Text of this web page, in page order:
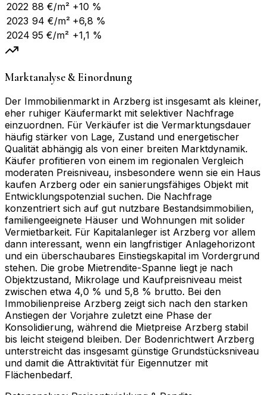
2022 88 €/m² +10 %
2023 94 €/m² +6,8 %
2024 95 €/m² +1,1 %
Marktanalyse & Einordnung
Der Immobilienmarkt in Arzberg ist insgesamt als kleiner,
eher ruhiger Käufermarkt mit selektiver Nachfrage
einzuordnen. Für Verkäufer ist die Vermarktungsdauer
häufig stärker von Lage, Zustand und energetischer
Qualität abhängig als von einer breiten Marktdynamik.
Käufer profitieren von einem im regionalen Vergleich
moderaten Preisniveau, insbesondere wenn sie ein Haus
kaufen Arzberg oder ein sanierungsfähiges Objekt mit
Entwicklungspotenzial suchen. Die Nachfrage
konzentriert sich auf gut nutzbare Bestandsimmobilien,
familiengeeignete Häuser und Wohnungen mit solider
Vermietbarkeit. Für Kapitalanleger ist Arzberg vor allem
dann interessant, wenn ein langfristiger Anlagehorizont
und ein überschaubares Einstiegskapital im Vordergrund
stehen. Die grobe Mietrendite-Spanne liegt je nach
Objektzustand, Mikrolage und Kaufpreisniveau meist
zwischen etwa 4,0 % und 5,8 % brutto. Bei den
Immobilienpreise Arzberg zeigt sich nach den starken
Anstiegen der Vorjahre zuletzt eine Phase der
Konsolidierung, während die Mietpreise Arzberg stabil
bis leicht steigend bleiben. Der Bodenrichtwert Arzberg
unterstreicht das insgesamt günstige Grundstücksniveau
und damit die Attraktivität für Eigennutzer mit
Flächenbedarf.